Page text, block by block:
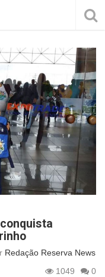
Redação Reserva News
1049
0